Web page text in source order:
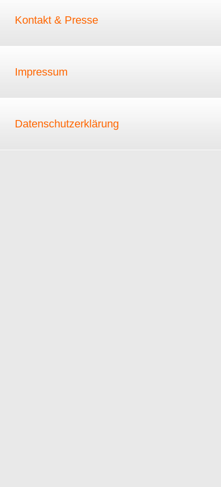
Kontakt & Presse
Impressum
Datenschutzerklärung